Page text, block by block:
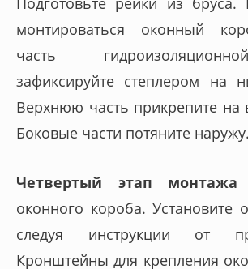
монтироваться оконный
часть
зафиксируйте степлером на
Верхнюю часть прикрепите на
Боковые части потяните наружу.
Четвертый этап монтажа
оконного короба. Установите
следуя инструкции от
Кронштейны для крепления